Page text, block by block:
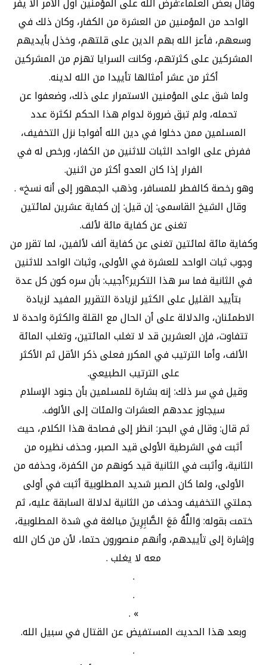
الواحد من المؤمنين من العشرة من الكفار، وكان ذلك في
وسعهم، فأعز الله بهم الدين على قلتهم، وخذل بأيديهم
المشركين على كثرتهم، وكانت السرايا تهزم من المشركين
أكثر من عشر أمثالها تأييدا من الله لدينه.
ولما شق على المؤمنين الاستمرار على ذلك، وضعفوا عن
تحمله، ولم تبق ضرورة لدوام هذا الحكم لكثرة عدد
المسلمين ممن دخلوا في دين الله أفواجا نزل التخفيف،
ففرض على الواحد الثبات للاثنين من الكفار، ورخص له في
الفرار إذا كان العدو أكثر من اثنين.
وهو رخصة كالفطر للمسافر، وذهب الجمهور إلى أنه نسخ» .
وقال الشيخ القاسمى: إن قيل: إن كفاية عشرين لمائتين
تغنى عن كفاية مائة لألف.
وكفاية مائة لمائتين تغنى عن كفاية ألف لألفين، لما تقرر من
وجوب ثبات الواحد للعشرة في الأولى، وثبات الواحد للاثنين
في الثانية فما سر هذا التكرير؟أجيب: بأن سره كون كل عدة
بتأييد القليل على الكثير لزيادة التقرير المفيد لزيادة
الاطمئنان، والدلالة على أن الحال مع القلة والكثرة واحدة لا
تتفاوت، فإن العشرين قد لا تغلب المائتين، وتغلب المائة
الألف، وأما الترتيب في المكرر فعلى ذكر الأقل ثم الأكثر
على الترتيب الطبيعي.
وقيل في سر ذلك: إنه بشارة للمسلمين بأن جنود الإسلام
سيجاوز عددهم العشرات والمئات إلى الألوف.
ثم قال: وقال في البحر: انظر إلى فصاحة هذا الكلام، حيث
أثبت في الشرطية الأولى قيد الصبر، وحذف نظيره من
الثانية، وأثبت في الثانية قيد كونهم من الكفرة، وحذفه من
الأولى، ولما كان الصبر شديد المطلوبية أثبت في أولى
جملتي التخفيف وحذف من الثانية لدلالة السابقة عليه، ثم
ختمت بقوله: وَاللَّهُ مَعَ الصَّابِرِينَ مبالغة في شدة المطلوبية،
وإشارة إلى تأييدهم، وأنهم منصورون حتما، لأن من كان الله
معه لا يغلب .
.
.
» .
وبعد هذا الحديث المستفيض عن القتال في سبيل الله.
.